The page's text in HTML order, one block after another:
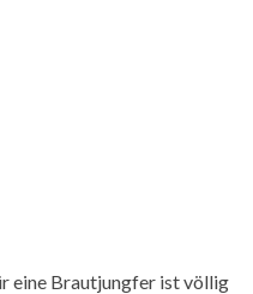
eine Brautjungfer ist völlig